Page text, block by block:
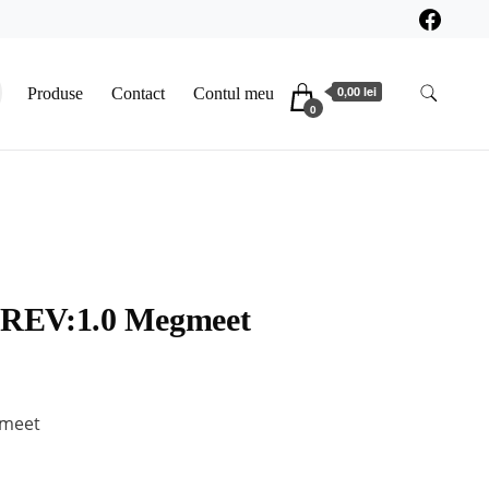
Produse Contact Contul meu
0
0,00 lei
Megmeet